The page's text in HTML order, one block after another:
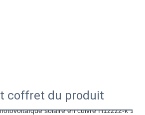
coffret du produit